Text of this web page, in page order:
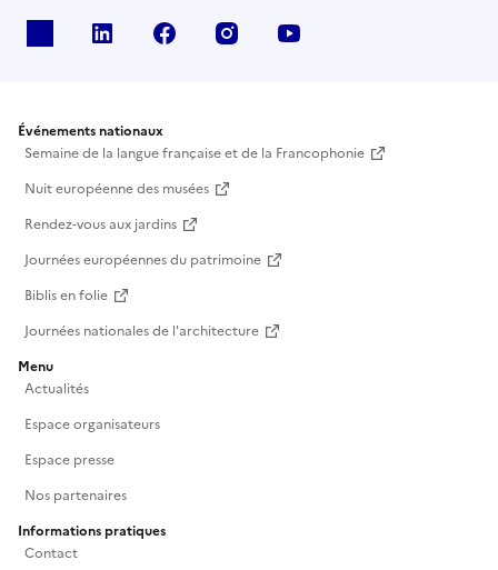
Linkedin Facebook Instagram
Événements nationaux
Semaine de la langue française et de la Francophonie
Nuit européenne des musées
Rendez-vous aux jardins
Journées européennes du patrimoine
Biblis en folie
Journées nationales de l'architecture
Menu
Actualités
Espace organisateurs
Espace presse
Nos partenaires
Informations pratiques
Contact